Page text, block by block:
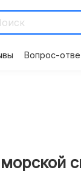
Вопрос-